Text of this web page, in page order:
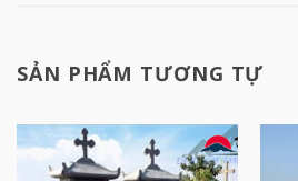
SẢN PHẨM TƯƠNG TỰ